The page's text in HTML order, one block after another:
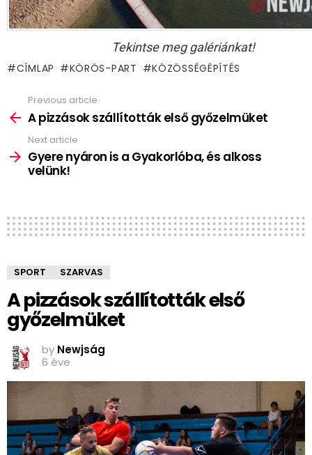
Tekintse meg galériánkat!
CÍMLAP KÖRÖS-PART KÖZÖSSÉGÉPÍTÉS
more
Previous article
A pizzások szállították első győzelmüket
Next article
Gyere nyáron is a Gyakorlóba, és alkoss
velünk!
SPORT SZARVAS
A pizzások szállították első
győzelmüket
by Newjság
6 éve